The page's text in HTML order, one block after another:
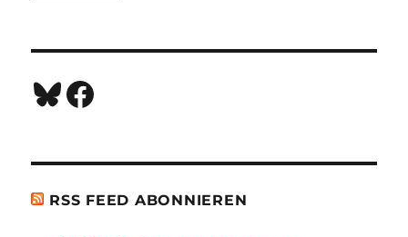
Bluesky
Facebook
RSS FEED ABONNIEREN